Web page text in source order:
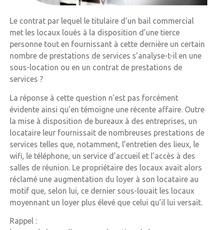
Le contrat par lequel le titulaire d’un bail commercial
met les locaux loués à la disposition d’une tierce
personne tout en fournissant à cette dernière un certain
nombre de prestations de services s’analyse-t-il en une
sous-location ou en un contrat de prestations de
services ?
La réponse à cette question n’est pas forcément
évidente ainsi qu’en témoigne une récente affaire. Outre
la mise à disposition de bureaux à des entreprises, un
locataire leur fournissait de nombreuses prestations de
services telles que, notamment, l’entretien des lieux, le
wifi, le téléphone, un service d’accueil et l’accès à des
salles de réunion. Le propriétaire des locaux avait alors
réclamé une augmentation du loyer à son locataire au
motif que, selon lui, ce dernier sous-louait les locaux
moyennant un loyer plus élevé que celui qu’il lui versait.
Rappel :